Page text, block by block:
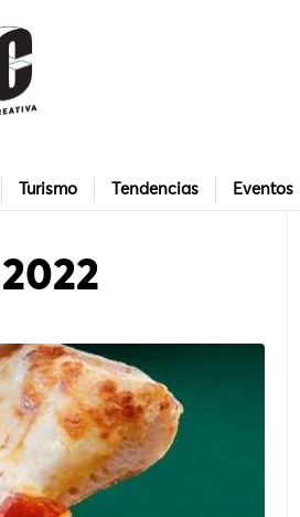
Turismo Tendencias Eventos